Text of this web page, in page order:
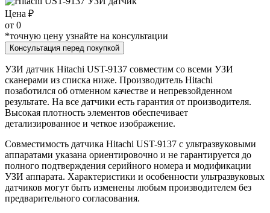
Цена ₽
от 0
*точную цену узнайте на консультации
Консультация перед покупкой
УЗИ датчик Hitachi UST-9137 совместим со всеми УЗИ
сканерами из списка ниже. Производитель Hitachi
позаботился об отменном качестве и непревзойденном
результате. На все датчики есть гарантия от производителя.
Высокая плотность элементов обеспечивает
детализированное и четкое изображение.
Совместимость датчика Hitachi UST-9137 с ультразвуковыми
аппаратами указана ориентировочно и не гарантируется до
полного подтверждения серийного номера и модификации
УЗИ аппарата. Характеристики и особенности ультразвуковых
датчиков могут быть изменены любым производителем без
предварительного согласования.